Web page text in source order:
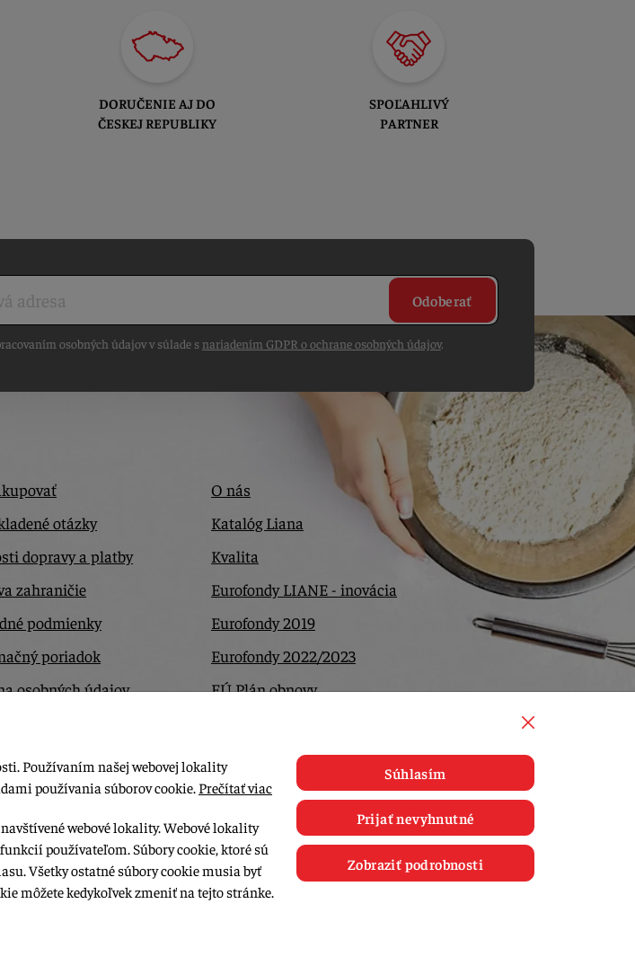
DORUČENIE AJ DO
ČESKEJ REPUBLIKY
SPOĽAHLIVÝ
PARTNER
Odoberať
osobných údajov v súlade snariadením GDPR o ochrane osobných údajov.
otázky
dopravy a platby
zahraničie
podmienky
poriadok
osobných údajov
O nás
Katalóg Liana
Kvalita
Eurofondy LIANE - inovácia
Eurofondy 2019
Eurofondy 2022/2023
EÚ Plán obnovy
Používaním našej webovej lokality
používania súborov cookie. Prečítať viac
webové lokality. Webové lokality
používateľom. Súbory cookie, ktoré sú
Všetky ostatné súbory cookie musia byť
môžete kedykoľvek zmeniť na tejto stránke.
Súhlasím
Prijať nevyhnutné
Zobraziť podrobnosti